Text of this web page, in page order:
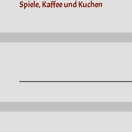
Spiele, Kaffee und Kuchen